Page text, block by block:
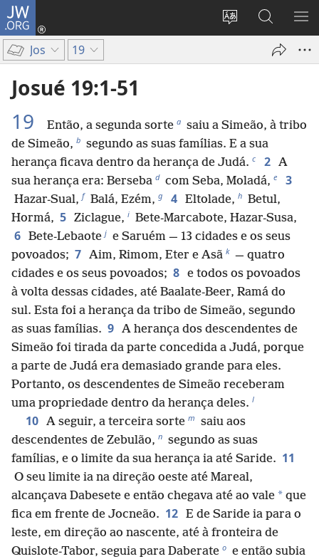
JW.ORG
Alterar
língua
Entrar
(abre
Pesquisar
no
Site
Jos 19
Josué 19:1-51
19
Então, a segunda sorte a saiu a Simeão, à tribo
de Simeão, b segundo as suas famílias. E a sua
herança ficava dentro da herança de Judá. c 2 A
sua herança era: Berseba d com Seba, Moladá, e 3
Hazar-Sual, f Balá, Ezém, g 4 Eltolade, h Betul,
Hormá, 5 Ziclague, i Bete-Marcabote, Hazar-Susa,
6 Bete-Lebaote j e Saruém — 13 cidades e os seus
povoados; 7 Aim, Rimom, Eter e Asã k — quatro
cidades e os seus povoados; 8 e todos os povoados
à volta dessas cidades, até Baalate-Beer, Ramá do
sul. Esta foi a herança da tribo de Simeão, segundo
as suas famílias. 9 A herança dos descendentes de
Simeão foi tirada da parte concedida a Judá, porque
a parte de Judá era demasiado grande para eles.
Portanto, os descendentes de Simeão receberam
uma propriedade dentro da herança deles. l
10 A seguir, a terceira sorte m saiu aos
descendentes de Zebulão, n segundo as suas
famílias, e o limite da sua herança ia até Saride. 11
O seu limite ia na direção oeste até Mareal,
alcançava Dabesete e então chegava até ao vale * que
fica em frente de Jocneão. 12 E de Saride ia para o
leste, em direção ao nascente, até à fronteira de
Quislote-Tabor, seguia para Daberate o e então subia